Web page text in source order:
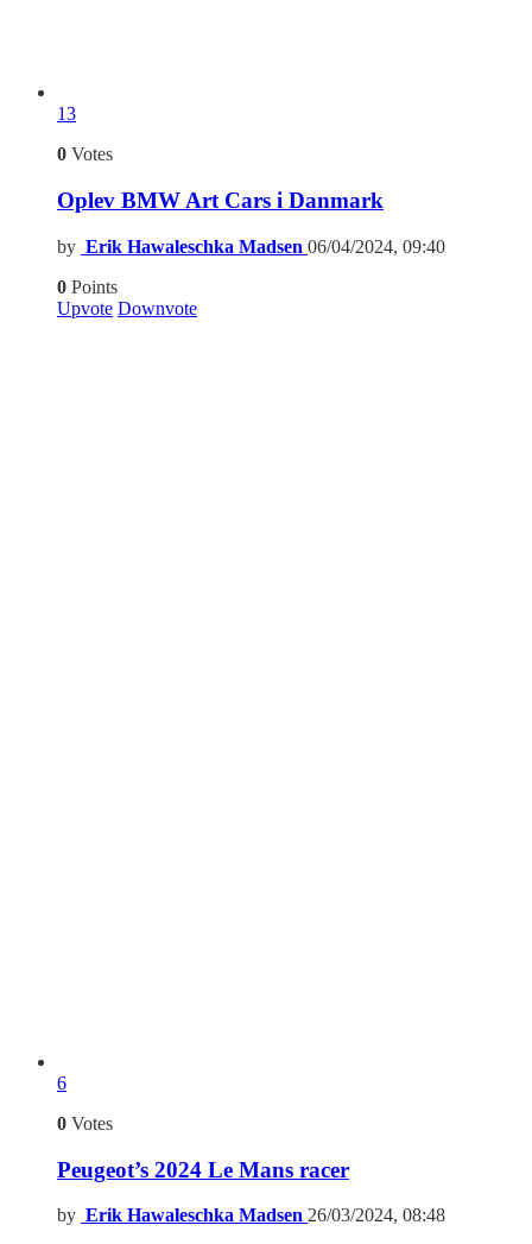
13
0 Votes
Oplev BMW Art Cars i Danmark
by Erik Hawaleschka Madsen 06/04/2024, 09:40
0 Points
Upvote Downvote
6
0 Votes
Peugeot’s 2024 Le Mans racer
by Erik Hawaleschka Madsen 26/03/2024, 08:48